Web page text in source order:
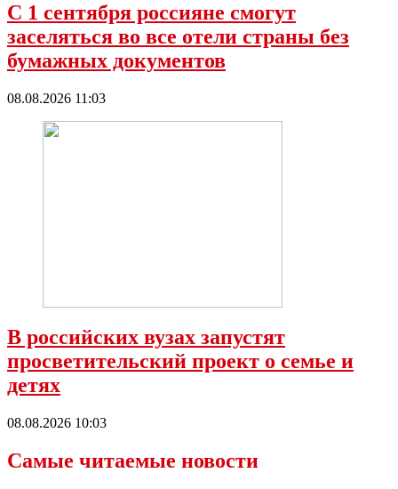
С 1 сентября россияне смогут
заселяться во все отели страны без
бумажных документов
08.08.2026 11:03
В российских вузах запустят
просветительский проект о семье и
детях
08.08.2026 10:03
Самые читаемые новости